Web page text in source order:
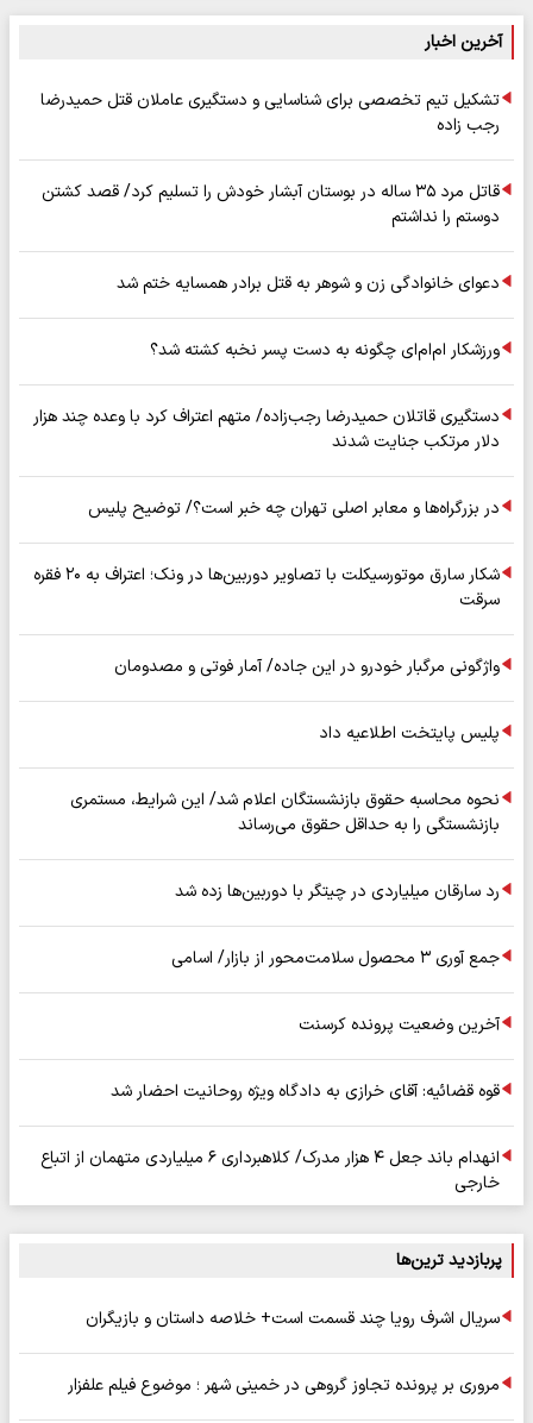
آخرین اخبار
تشکیل تیم تخصصی برای شناسایی و دستگیری عاملان قتل حمیدرضا
رجب زاده
قاتل مرد ۳۵ ساله در بوستان آبشار خودش را تسلیم کرد/ قصد کشتن
دوستم را نداشتم
دعوای خانوادگی زن و شوهر به قتل برادر همسایه ختم شد
ورزشکار ام‌ام‌ای چگونه به دست پسر نخبه کشته شد؟
دستگیری قاتلان حمیدرضا رجب‌زاده/ متهم اعتراف کرد با وعده چند هزار
دلار مرتکب جنایت شدند
در بزرگراه‌ها و معابر اصلی تهران چه خبر است؟/ توضیح پلیس
شکار سارق موتورسیکلت با تصاویر دوربین‌ها در ونک؛ اعتراف به ۲۰ فقره
سرقت
واژگونی مرگبار خودرو در این جاده/ آمار فوتی و مصدومان
پلیس پایتخت اطلاعیه داد
نحوه محاسبه حقوق بازنشستگان اعلام شد/ این شرایط، مستمری
بازنشستگی را به حداقل حقوق می‌رساند
رد سارقان میلیاردی در چیتگر با دوربین‌ها زده شد
جمع آوری ۳ محصول سلامت‌محور از بازار/ اسامی
آخرین وضعیت پرونده کرسنت
قوه قضائیه: آقای خرازی به دادگاه ویژه روحانیت احضار شد
انهدام باند جعل ۴ هزار مدرک/ کلاهبرداری ۶ میلیاردی متهمان از اتباع
خارجی
پربازدید ترین‌ها
سریال اشرف رویا چند قسمت است+ خلاصه داستان و بازیگران
مروری بر پرونده تجاوز گروهی در خمینی شهر ؛ موضوع فیلم علفزار